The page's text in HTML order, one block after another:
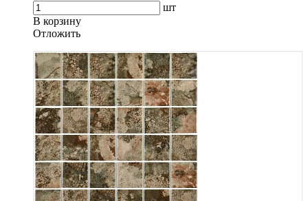
шт
В корзину
Oтложить